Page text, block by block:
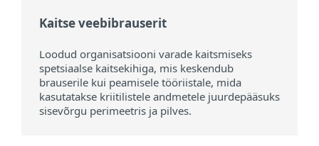
Kaitse veebibrauserit
Loodud organisatsiooni varade kaitsmiseks
spetsiaalse kaitsekihiga, mis keskendub
brauserile kui peamisele tööriistale, mida
kasutatakse kriitilistele andmetele juurdepääsuks
sisevõrgu perimeetris ja pilves.